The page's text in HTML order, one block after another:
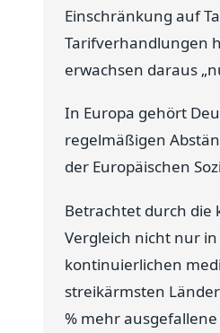
Einschränkung auf
Tarifverhandlungen
erwachsen daraus
In Europa gehört
regelmäßigen
der Europäischen
Betrachtet durch die
Vergleich nicht nur
kontinuierlichen
streikärmsten
% mehr